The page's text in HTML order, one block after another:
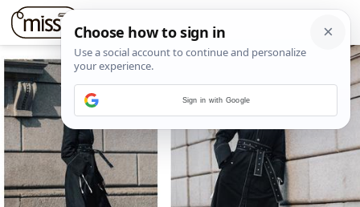
Sign in with Google